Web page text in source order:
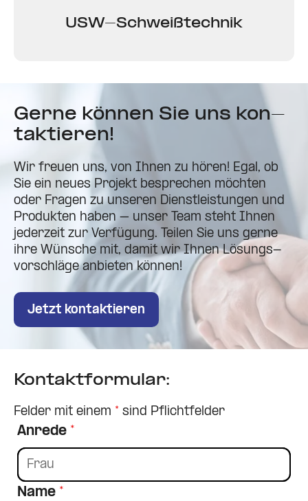
USW-Schweiß­technik
Gerne können Sie uns kon­
tak­tieren!
Wir freuen uns, von Ihnen zu hören! Egal, ob
Sie ein neues Projekt besprechen möchten
oder Fragen zu unseren Dienst­leis­tungen und
Pro­dukten haben – unser Team steht Ihnen
jederzeit zur Ver­fügung. Teilen Sie uns gerne
ihre Wünsche mit, damit wir Ihnen Lösungs­
vor­schläge anbieten können!
Jetzt kon­tak­tieren
Kon­takt­for­mular:
Felder mit einem * sind Pflichtfelder
Anrede *
Name *